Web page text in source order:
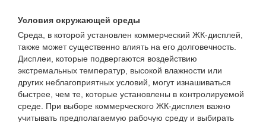
Условия окружающей среды
Среда, в которой установлен коммерческий ЖК-дисплей,
также может существенно влиять на его долговечность.
Дисплеи, которые подвергаются воздействию
экстремальных температур, высокой влажности или
других неблагоприятных условий, могут изнашиваться
быстрее, чем те, которые установлены в контролируемой
среде. При выборе коммерческого ЖК-дисплея важно
учитывать предполагаемую рабочую среду и выбирать